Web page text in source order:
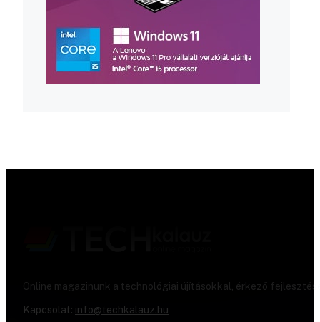
Online magazinunk a technológiai újításokkal, érkező
Kapcsolat: info@techkalauz.hu